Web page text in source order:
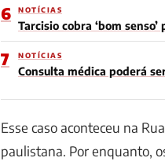
6 NOTÍCIAS
Tarcisio cobra ‘bom
7 NOTÍCIAS
Consulta médica poderá
Esse caso aconteceu na
paulistana. Por enquanto,